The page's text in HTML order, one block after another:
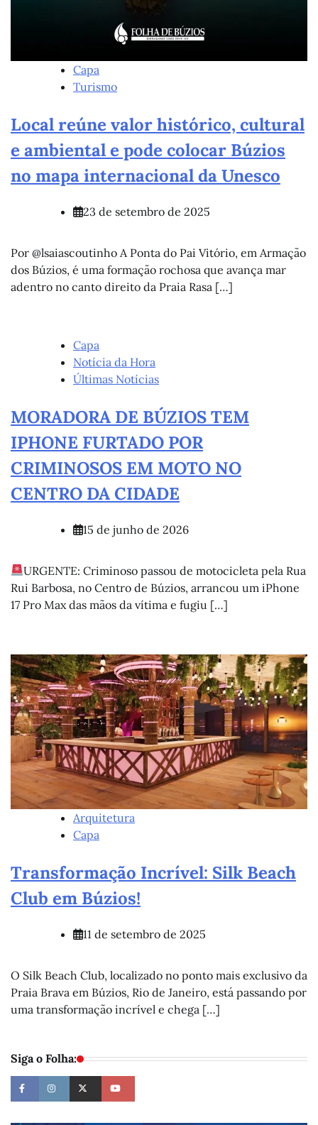
Capa
Turismo
Local reúne valor histórico, cultural
e ambiental e pode colocar Búzios
no mapa internacional da Unesco
23 de setembro de 2025
Por @lsaiascoutinho A Ponta do Pai Vitório, em Armação
dos Búzios, é uma formação rochosa que avança mar
adentro no canto direito da Praia Rasa […]
Capa
Notícia da Hora
Últimas Notícias
MORADORA DE BÚZIOS TEM
IPHONE FURTADO POR
CRIMINOSOS EM MOTO NO
CENTRO DA CIDADE
15 de junho de 2026
URGENTE: Criminoso passou de motocicleta pela Rua
Rui Barbosa, no Centro de Búzios, arrancou um iPhone
17 Pro Max das mãos da vítima e fugiu […]
Arquitetura
Capa
Transformação Incrível: Silk Beach
Club em Búzios!
11 de setembro de 2025
O Silk Beach Club, localizado no ponto mais exclusivo da
Praia Brava em Búzios, Rio de Janeiro, está passando por
uma transformação incrível e chega […]
Siga o Folha: